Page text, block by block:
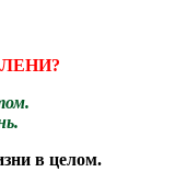
в целом.